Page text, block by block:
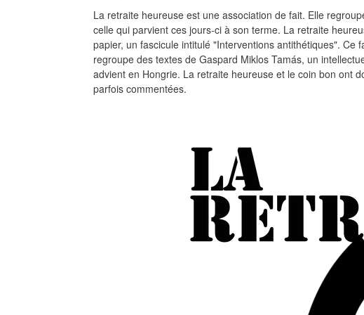
La retraite heureuse est une association de fait. Elle
celle qui parvient ces jours-ci à son terme. La retraite
papier, un fascicule intitulé "Interventions antithétiques".
regroupe des textes de Gaspard Miklos Tamás, un
advient en Hongrie. La retraite heureuse et le coin bon ont
parfois commentées.